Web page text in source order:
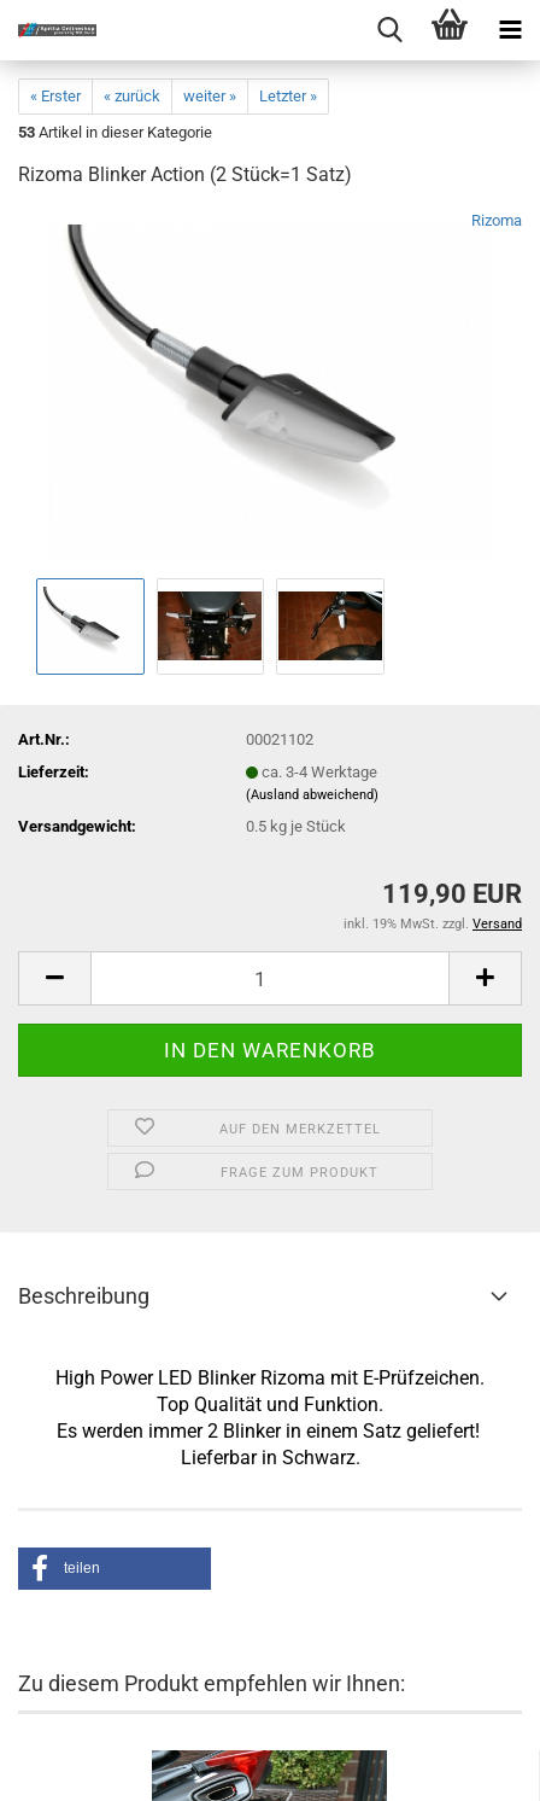
« Erster « zurück weiter »
Letzter »
53 Artikel in dieser Kategorie
Rizoma Blinker Action (2 Stück=1 Satz)
Rizoma
Art.Nr.:
00021102
Lieferzeit:
ca. 3-4 Werktage
(Ausland abweichend)
Versandgewicht: 0.5 kg je Stück
119,90 EUR
inkl. 19% MwSt. zzgl. Versand
AUF DEN MERKZETTEL
FRAGE ZUM PRODUKT
Beschreibung
High Power LED Blinker Rizoma mit E-Prüfzeichen.
Top Qualität und Funktion.
Es werden immer 2 Blinker in einem Satz geliefert!
Lieferbar in Schwarz.
teilen
Zu diesem Produkt empfehlen wir Ihnen: